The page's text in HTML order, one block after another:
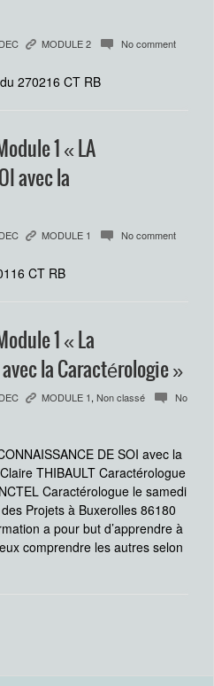
K MODULE 2 c No comment
270216 CT RB
1 « LA
avec la
K MODULE 1 c No comment
CT RB
1 « La
la Caractérologie »
K MODULE 1,Non classé c No
DE SOI avec la
THIBAULT Caractérologue
Caractérologue le samedi
Projets à Buxerolles 86180
a pour but d’apprendre à
comprendre les autres selon